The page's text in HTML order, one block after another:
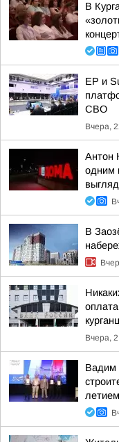
В
ЕР и
СВО
Вчера,
Антон
одним
В
Вчера,
Вадим
летием